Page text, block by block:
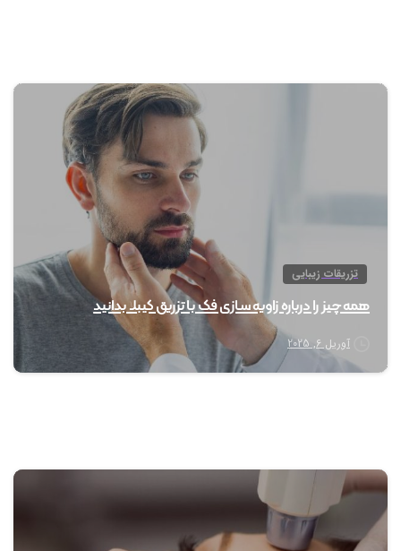
تزریقات زیبایی
همه چیز را درباره زاویه سازی فک با تزریق کیبلا بدانید
آوریل 6, 2025